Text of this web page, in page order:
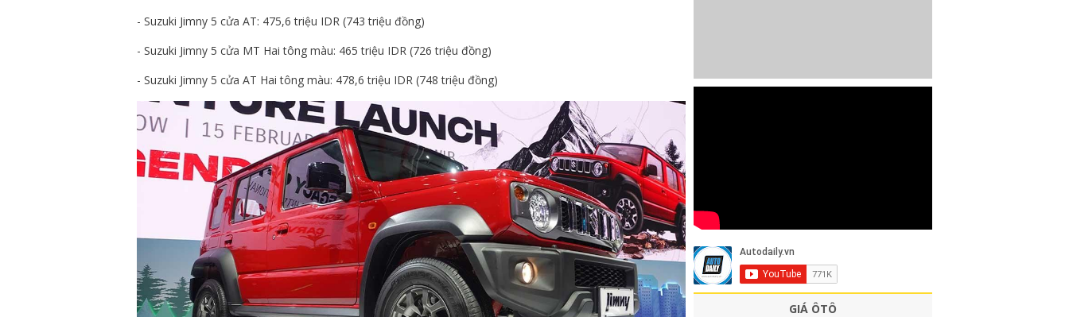
- Suzuki Jimny 5 cửa AT: 475,6 triệu IDR (743 triệu đồng)
- Suzuki Jimny 5 cửa MT Hai tông màu: 465 triệu IDR (726 triệu đồng)
- Suzuki Jimny 5 cửa AT Hai tông màu: 478,6 triệu IDR (748 triệu đồng)
GIÁ ÔTÔ